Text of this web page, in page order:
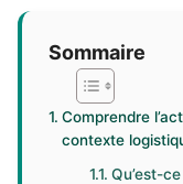
Sommaire
Comprendre
contexte
Qu’est-